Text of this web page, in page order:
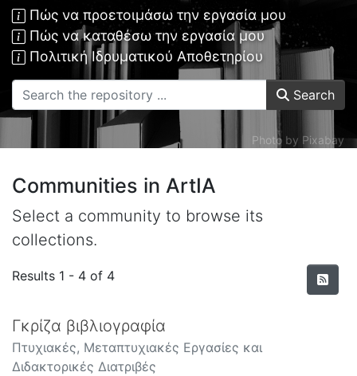
Πώς να προετοιμάσω την εργασία μου
Πώς να καταθέσω την εργασία μου
Πολιτική Ιδρυματικού Αποθετηρίου
Search
Photo by Pixabay
Communities in ArtΙΑ
Select a community to browse its
collections.
Results 1 - 4 of 4
Γκρίζα βιβλιογραφία
Πτυχιακές, Μεταπτυχιακές Εργασίες και
Διδακτορικές Διατριβές